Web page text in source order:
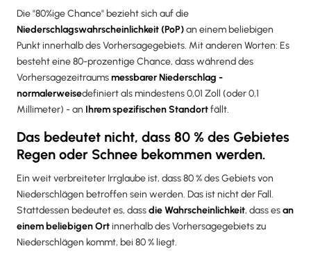
Die "80%ige Chance" bezieht sich auf die
Niederschlagswahrscheinlichkeit (PoP)an einem beliebigen
Punkt innerhalb des Vorhersagegebiets. Mit anderen Worten: Es
besteht eine 80-prozentige Chance, dass während des
Vorhersagezeitraumsmessbarer Niederschlag -
normalerweisedefiniert als mindestens 0,01 Zoll (oder 0,1
Millimeter) - an Ihrem spezifischen Standortfällt.
Das bedeutet nicht, dass 80 % des Gebietes
Regen oder Schnee bekommen werden.
Ein weit verbreiteter Irrglaube ist, dass 80 % des Gebiets von
Niederschlägen betroffen sein werden. Das ist nicht der Fall.
Stattdessen bedeutet es, dassdie Wahrscheinlichkeit, dass esan
einem beliebigen Ortinnerhalb des Vorhersagegebiets zu
Niederschlägen kommt, bei 80 % liegt.